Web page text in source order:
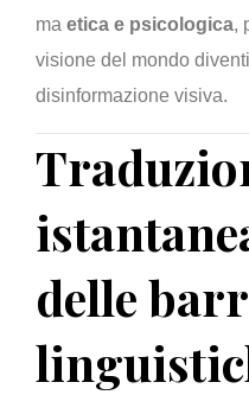
ma etica e psicologica,
visione del mondo
disinformazione visiva.
delle